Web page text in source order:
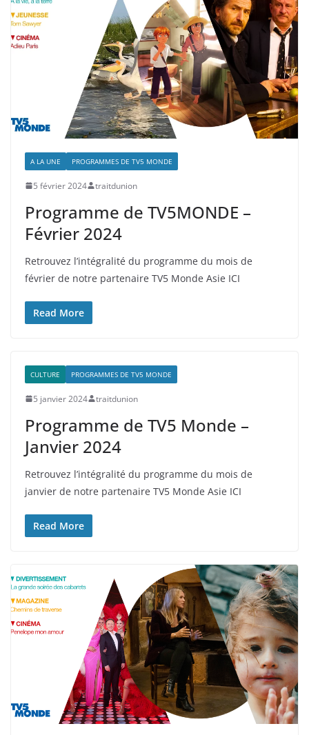
A LA UNE PROGRAMMES DE TV5 MONDE
5 février 2024 traitdunion
Programme de TV5MONDE –
Février 2024
Retrouvez l’intégralité du programme du mois de
février de notre partenaire TV5 Monde Asie ICI
Read More
CULTURE PROGRAMMES DE TV5 MONDE
5 janvier 2024 traitdunion
Programme de TV5 Monde –
Janvier 2024
Retrouvez l’intégralité du programme du mois de
janvier de notre partenaire TV5 Monde Asie ICI
Read More